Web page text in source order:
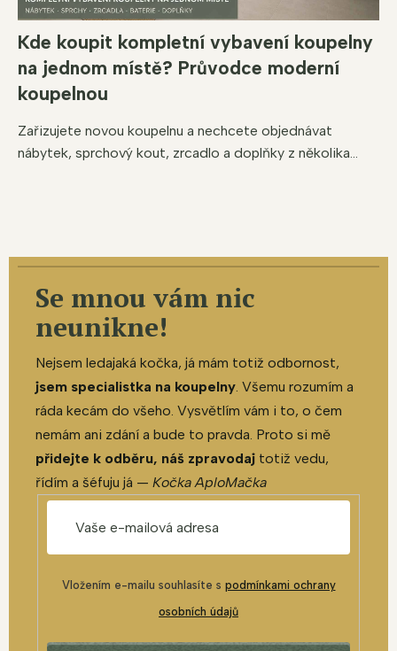
Kde koupit kompletní vybavení koupelny
na jednom místě? Průvodce moderní
koupelnou
Zařizujete novou koupelnu a nechcete objednávat
nábytek, sprchový kout, zrcadlo a doplňky z několika...
Se mnou vám nic
neunikne!
Nejsem ledajaká kočka, já mám totiž odbornost,
jsem specialistka na koupelny. Všemu rozumím a
ráda kecám do všeho. Vysvětlím vám i to, o čem
nemám ani zdání a bude to pravda. Proto si mě
přidejte k odběru, náš zpravodaj totiž vedu,
řídím a šéfuju já — Kočka AploMačka
Vložením e-mailu souhlasíte s podmínkami ochrany
osobních údajů